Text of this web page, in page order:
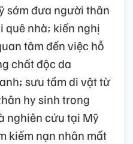
sớm đưa người thân
quê nhà; kiến nghị
tâm đến việc hỗ
chất độc da
sưu tầm di vật từ
hy sinh trong
nghiên cứu tại Mỹ
kiếm nạn nhân mất